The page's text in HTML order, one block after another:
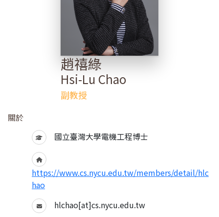
趙禧綠
Hsi-Lu Chao
副教授
關於
國立臺灣大學電機工程博士
https://www.cs.nycu.edu.tw/members/detail/hlc
hao
hlchao[at]cs.nycu.edu.tw